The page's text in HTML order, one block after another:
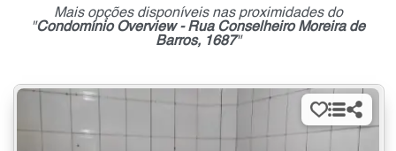
Mais opções disponíveis nas proximidades do
"Condomínio Overview - Rua Conselheiro Moreira de
Barros, 1687"